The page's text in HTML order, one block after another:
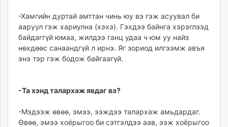
-Хамгийн дуртай амттан чинь юу вэ гэж асуувал би
ааруул гэж хариулна (хэхэ). Гэхдээ байнга хэрэглээд
байдаггүй юмаа, жилдээ ганц удаа ч юм уу найз
нөхдөөс санаандгүй л ирнэ. Яг зориод илгээмж авъя
энэ тэр гэж бодож байгаагүй.
-Та хэнд талархаж явдаг вэ?
-Мэдээж өвөө, эмээ, ээждээ талархаж амьдардаг.
Өвөө, эмээ хоёрыгоо би сэтгэлдээ аав, ээж хоёрыгоо